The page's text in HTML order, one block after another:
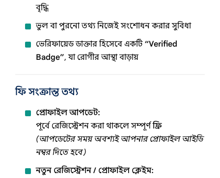
বৃদ্ধি
ভুল বা পুরনো তথ্য নিজেই সংশোধন করার সুবিধা
ভেরিফায়েড ডাক্তার হিসেবে একটি “Verified
Badge”, যা রোগীর আস্থা বাড়ায়
ফি সংক্রান্ত তথ্য
প্রোফাইল আপডেট:
পূর্বে রেজিস্ট্রেশন করা থাকলে সম্পূর্ণফ্রি
(আপডেটের সময় অবশ্যই আপনার প্রোফাইল আইডি
নম্বর দিতে হবে)
নতুন রেজিস্ট্রেশন / প্রোফাইল ক্লেইম: